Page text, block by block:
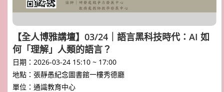
【全人博雅講壇】03/24｜語言黑科技時代：AI 如
何「理解」人類的語言？
日期：2026-03-24 15:10 ~ 17:00
地點：張靜愚紀念圖書館一樓秀德廳
單位：通識教育中心